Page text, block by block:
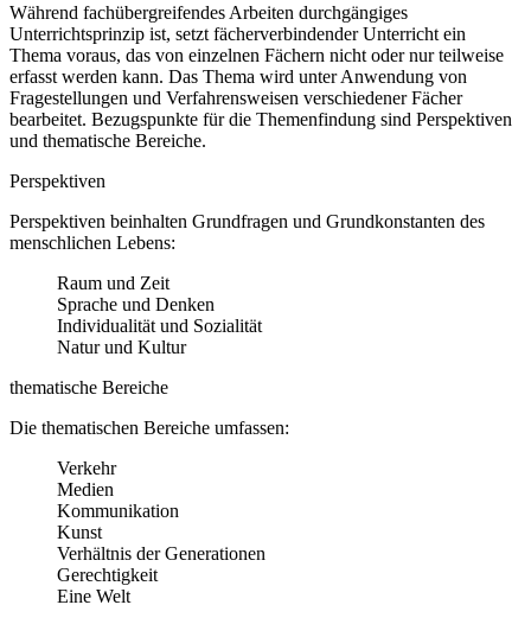
Während fachübergreifendes Arbeiten durchgängiges
Unterrichtsprinzip ist, setzt fächerverbindender Unterricht ein
Thema voraus, das von einzelnen Fächern nicht oder nur teilweise
erfasst werden kann. Das Thema wird unter Anwendung von
Fragestellungen und Verfahrensweisen verschiedener Fächer
bearbeitet. Bezugspunkte für die Themenfindung sind Perspektiven
und thematische Bereiche.
Perspektiven
Perspektiven beinhalten Grundfragen und Grundkonstanten des
menschlichen Lebens:
Raum und Zeit
Sprache und Denken
Individualität und Sozialität
Natur und Kultur
thematische Bereiche
Die thematischen Bereiche umfassen:
Verkehr
Medien
Kommunikation
Kunst
Verhältnis der Generationen
Gerechtigkeit
Eine Welt